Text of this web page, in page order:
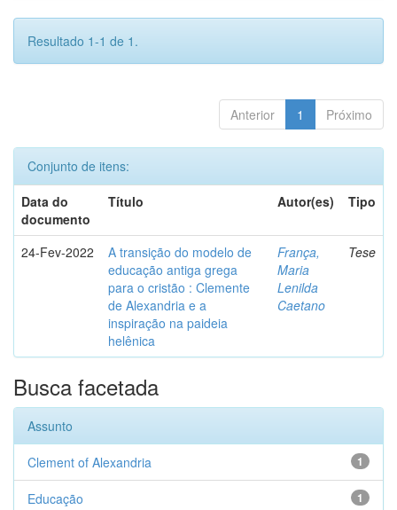
Resultado 1-1 de 1.
Anterior 1 Próximo
Conjunto de itens:
Data do
documento
Título Autor(es) Tipo
24-Fev-2022
A transição do modelo de
educação antiga grega
para o cristão : Clemente
de Alexandria e a
inspiração na paideia
helênica
França,
Maria
Lenilda
Caetano
Tese
Busca facetada
Assunto
1
Clement of Alexandria
1
Educação